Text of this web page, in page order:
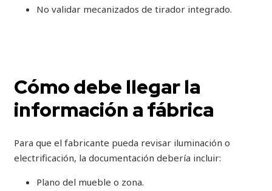
No validar mecanizados de tirador integrado.
Cómo debe llegar la
información a fábrica
Para que el fabricante pueda revisar iluminación o
electrificación, la documentación debería incluir:
Plano del mueble o zona.